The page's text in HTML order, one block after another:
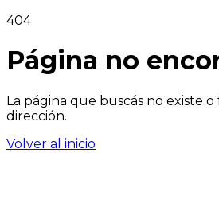
404
Página no
La página que buscás no existe
dirección.
Volver al inicio